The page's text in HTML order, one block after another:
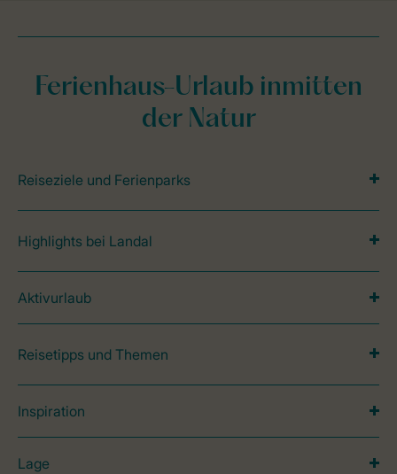
Ferienhaus-Urlaub inmitten
der Natur
Reiseziele und Ferienparks
Highlights bei Landal
Aktivurlaub
Reisetipps und Themen
Inspiration
Lage